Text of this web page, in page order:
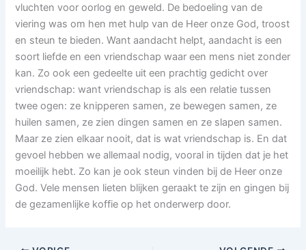
vluchten voor oorlog en geweld. De bedoeling van de
viering was om hen met hulp van de Heer onze God, troost
en steun te bieden. Want aandacht helpt, aandacht is een
soort liefde en een vriendschap waar een mens niet zonder
kan. Zo ook een gedeelte uit een prachtig gedicht over
vriendschap: want vriendschap is als een relatie tussen
twee ogen: ze knipperen samen, ze bewegen samen, ze
huilen samen, ze zien dingen samen en ze slapen samen.
Maar ze zien elkaar nooit, dat is wat vriendschap is. En dat
gevoel hebben we allemaal nodig, vooral in tijden dat je het
moeilijk hebt. Zo kan je ook steun vinden bij de Heer onze
God. Vele mensen lieten blijken geraakt te zijn en gingen bij
de gezamenlijke koffie op het onderwerp door.